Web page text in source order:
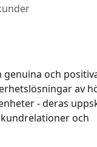
och
av
- deras
och